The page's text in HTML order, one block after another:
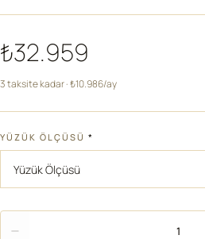
₺32.959
3 taksite kadar · ₺10.986/ay
YÜZÜK ÖLÇÜSÜ *
1